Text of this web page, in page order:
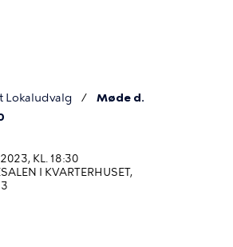
Lokaludvalg
Møde d.
KL. 18:30
I KVARTERHUSET,